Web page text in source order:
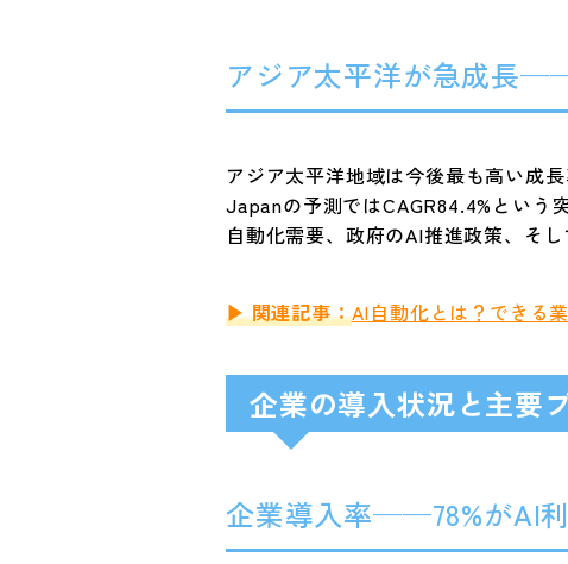
アジア太平洋が急成長
アジア太平洋地域は今後最も高い成
Japanの予測ではCAGR84.4%という
自動化需要、政府のAI推進政策、そ
▶ 関連記事：AI自動化とは？できる
企業の導入状況と主要
企業導入率——78%がAI